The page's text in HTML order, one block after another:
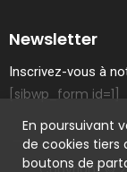
Newsletter
Inscrivez-vous à
[sibwp_form id=1]
En poursuivant
de cookies tiers
boutons de